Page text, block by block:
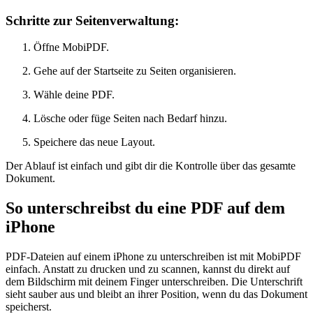
Schritte zur Seitenverwaltung:
Öffne MobiPDF.
Gehe auf der Startseite zu Seiten organisieren.
Wähle deine PDF.
Lösche oder füge Seiten nach Bedarf hinzu.
Speichere das neue Layout.
Der Ablauf ist einfach und gibt dir die Kontrolle über das gesamte
Dokument.
So unterschreibst du eine PDF auf dem
iPhone
PDF-Dateien auf einem iPhone zu unterschreiben ist mit MobiPDF
einfach. Anstatt zu drucken und zu scannen, kannst du direkt auf
dem Bildschirm mit deinem Finger unterschreiben. Die Unterschrift
sieht sauber aus und bleibt an ihrer Position, wenn du das Dokument
speicherst.